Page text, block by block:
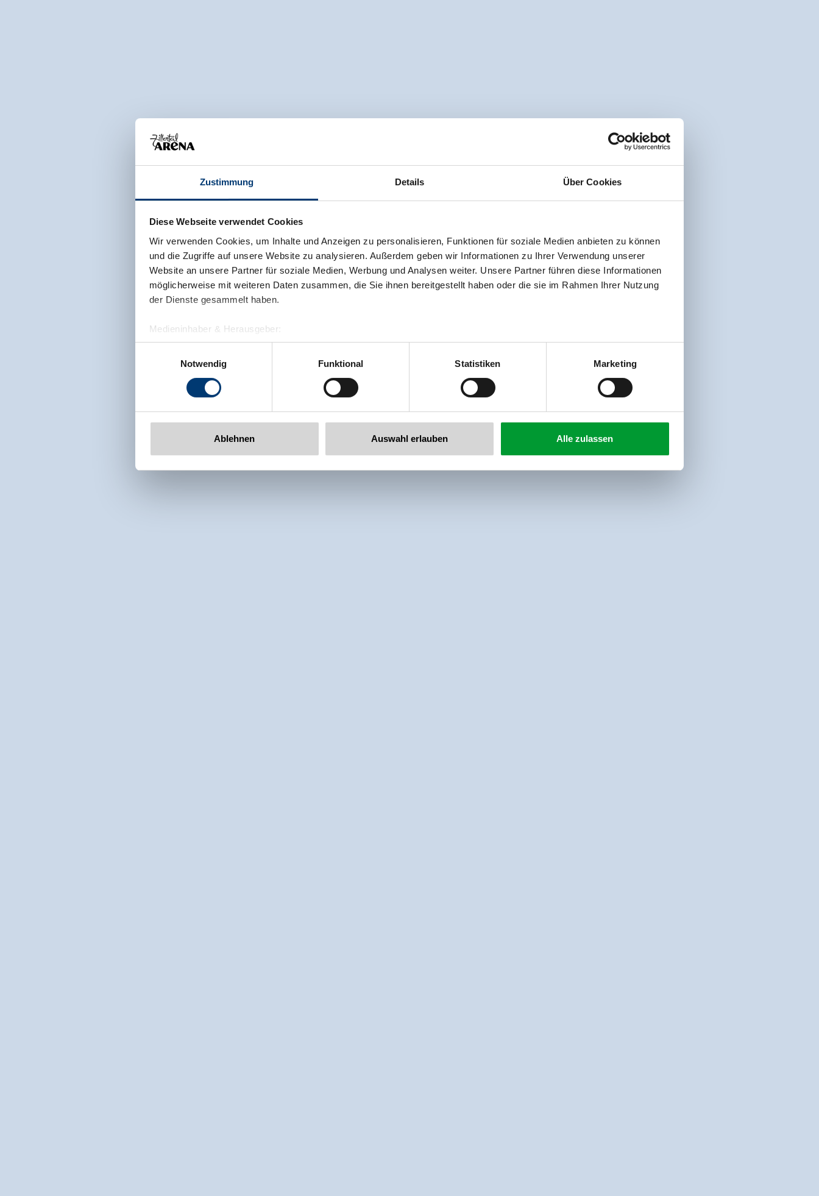
Zustimmung Details Über Cookies
Diese Webseite verwendet Cookies
Wir verwenden Cookies, um Inhalte und Anzeigen zu personalisieren, Funktionen für soziale Medien anbieten zu können
und die Zugriffe auf unsere Website zu analysieren. Außerdem geben wir Informationen zu Ihrer Verwendung unserer
Website an unsere Partner für soziale Medien, Werbung und Analysen weiter. Unsere Partner führen diese Informationen
möglicherweise mit weiteren Daten zusammen, die Sie ihnen bereitgestellt haben oder die sie im Rahmen Ihrer Nutzung
der Dienste gesammelt haben.
Medieninhaber & Herausgeber:
Zeller Bergbahnen Zillertal GmbH & Co KG
Rohr 23// A-6280 Zell am Ziller
www.zillertalarena.com
Notwendig
Funktional Statistiken Marketing
Ablehnen Auswahl erlauben Alle zulassen